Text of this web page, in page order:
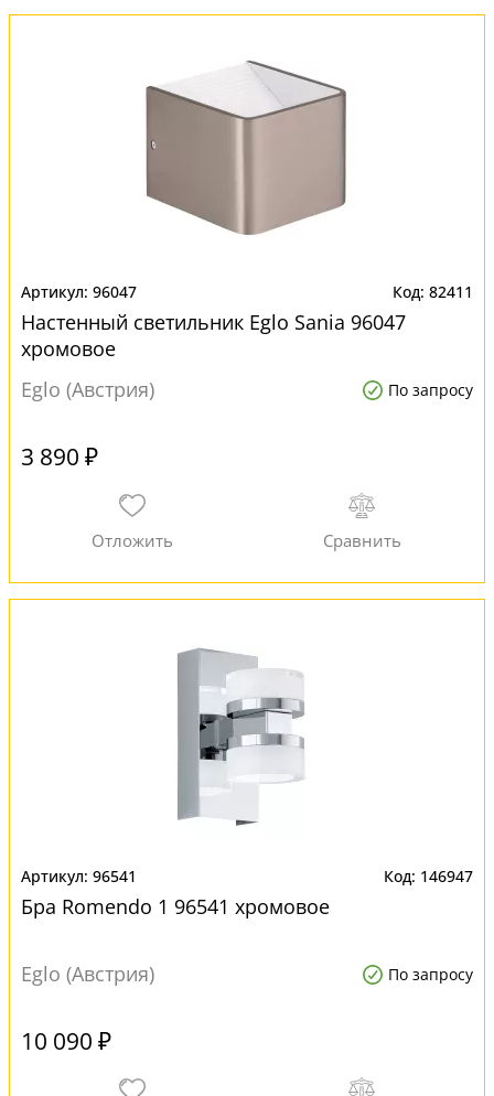
96047 82411
Настенный светильник Eglo Sania 96047
хромовое
Eglo (Австрия)
По запросу
3 890 ₽
96541 146947
Бра Romendo 1 96541 хромовое
Eglo (Австрия) По запросу
10 090 ₽